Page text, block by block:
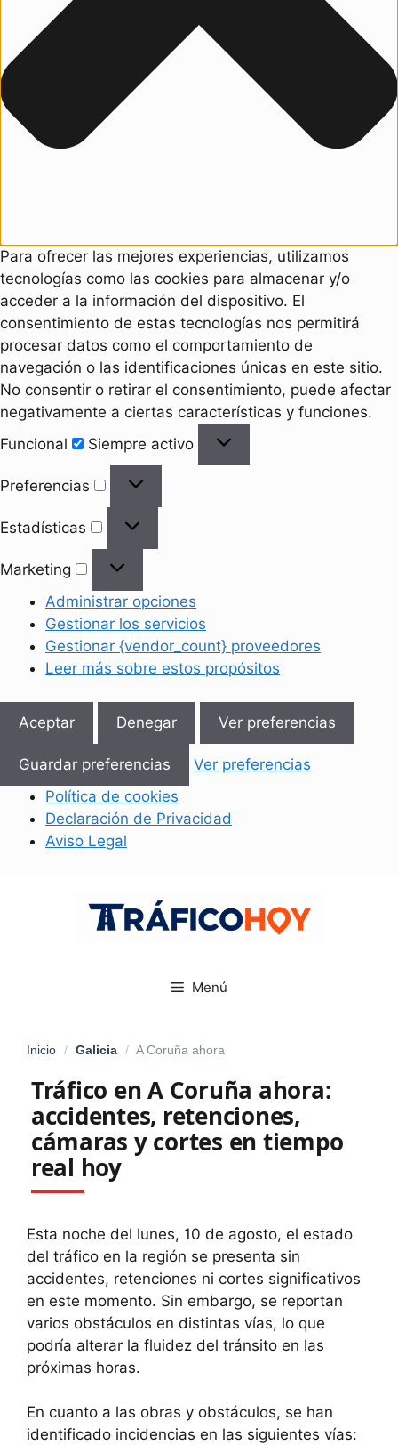
Para ofrecer las mejores experiencias, utilizamos
tecnologías como las cookies para almacenar y/o
acceder a la información del dispositivo. El
consentimiento de estas tecnologías nos permitirá
procesar datos como el comportamiento de
navegación o las identificaciones únicas en este sitio.
No consentir o retirar el consentimiento, puede afectar
negativamente a ciertas características y funciones.
Funcional
Siempre activo
Preferencias
Estadísticas
Marketing
Administrar opciones
Gestionar los servicios
Gestionar {vendor_count} proveedores
Leer más sobre estos propósitos
Aceptar Denegar Ver preferencias
Guardar preferencias
Ver preferencias
Política de cookies
Declaración de Privacidad
Aviso Legal
Menú
Inicio / Galicia / A Coruña ahora
Tráfico en A Coruña ahora:
accidentes, retenciones,
cámaras y cortes en tiempo
real hoy
Esta noche del lunes, 10 de agosto, el estado
del tráfico en la región se presenta sin
accidentes, retenciones ni cortes significativos
en este momento. Sin embargo, se reportan
varios obstáculos en distintas vías, lo que
podría alterar la fluidez del tránsito en las
próximas horas.
En cuanto a las obras y obstáculos, se han
identificado incidencias en las siguientes vías: